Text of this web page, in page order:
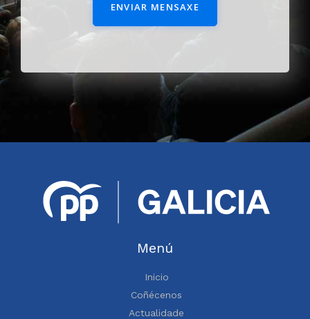
ENVIAR MENSAXE
Menú
Inicio
Coñécenos
Actualidade